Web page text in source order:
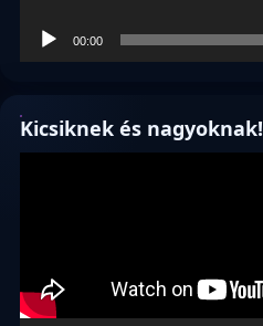
00:00
Kicsiknek és nagyoknak!